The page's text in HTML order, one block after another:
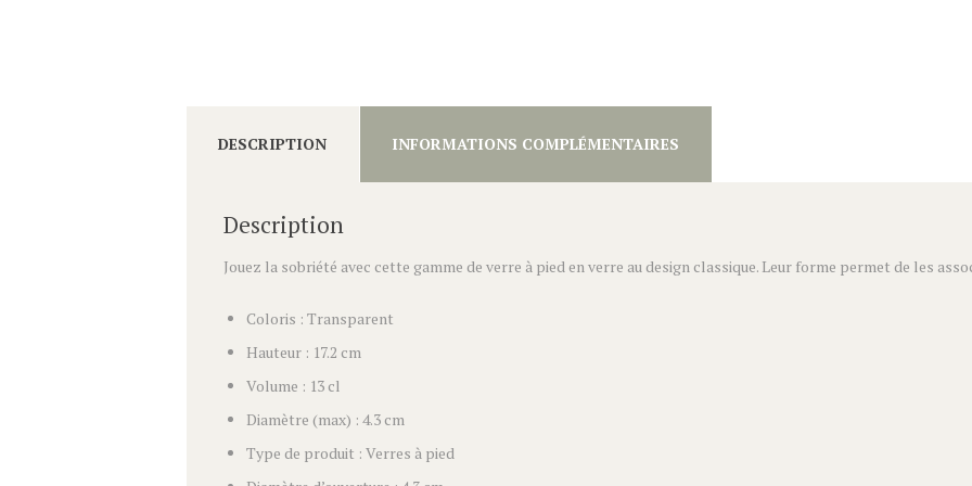
DESCRIPTION INFORMATIONS COMPLÉMENTAIRES
Description
Jouez la sobriété avec cette gamme de verre à pied en verre au design classique. Leur forme permet de les
Coloris : Transparent
Hauteur : 17.2 cm
Volume : 13 cl
Diamètre (max) : 4.3 cm
Type de produit : Verres à pied